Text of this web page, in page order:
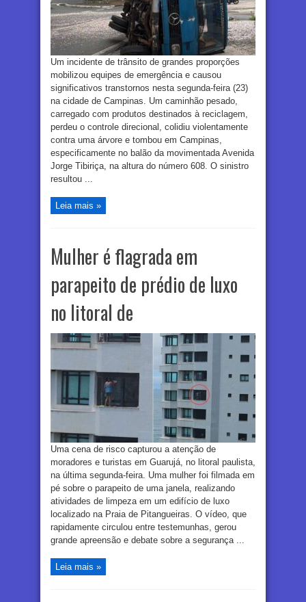
Um incidente de trânsito de grandes proporções
mobilizou equipes de emergência e causou
significativos transtornos nesta segunda-feira (23)
na cidade de Campinas. Um caminhão pesado,
carregado com produtos destinados à reciclagem,
perdeu o controle direcional, colidiu violentamente
contra uma árvore e tombou em Campinas,
especificamente no balão da movimentada Avenida
Jorge Tibiriça, na altura do número 608. O sinistro
resultou ...
Leia mais »
Mulher é flagrada em
parapeito de prédio de luxo
no litoral de
Uma cena de risco capturou a atenção de
moradores e turistas em Guarujá, no litoral paulista,
na última segunda-feira. Uma mulher foi filmada em
pé sobre o parapeito de uma janela, realizando
atividades de limpeza em um edifício de luxo
localizado na Praia de Pitangueiras. O vídeo, que
rapidamente circulou entre testemunhas, gerou
grande apreensão e debate sobre a segurança ...
Leia mais »